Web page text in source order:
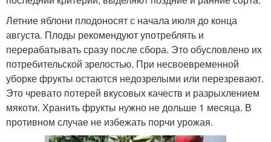
Летние яблони плодоносят с начала июля до конца
августа. Плоды рекомендуют употреблять и
перерабатывать сразу после сбора. Это обусловлено их
потребительской зрелостью. При несвоевременной
уборке фрукты остаются недозрелыми или перезревают.
Это чревато потерей вкусовых качеств и разрыхлением
мякоти. Хранить фрукты нужно не дольше 1 месяца. В
противном случае не избежать порчи урожая.